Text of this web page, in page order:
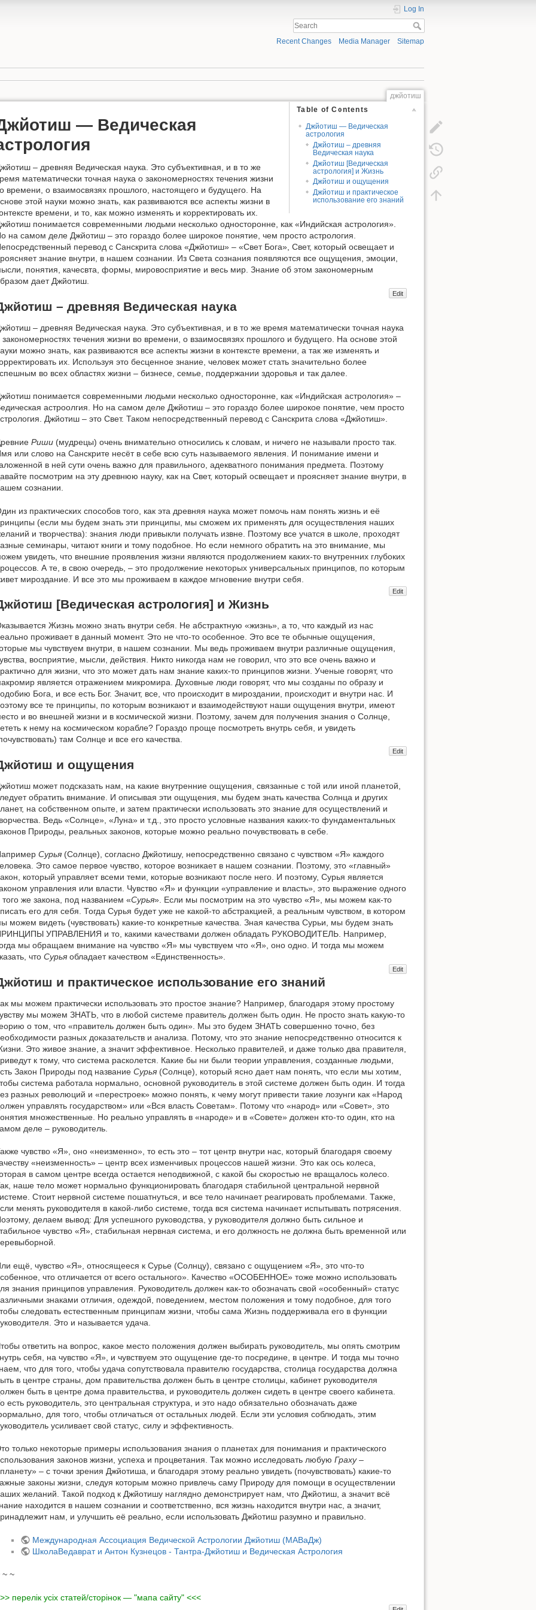
Log In
Recent Changes Media Manager Sitemap
джйотиш
Table of Contents
Джйотиш — Ведическая
астрология
Джйотиш – древняя
Ведическая наука
Джйотиш [Ведическая
астрология] и Жизнь
Джйотиш и ощущения
Джйотиш и практическое
использование его знаний
— Ведическая
– древняя Ведическая наука. Это субъективная, и в то же
математически точная наука о закономерностях течения жизни
времени, о взаимосвязях прошлого, настоящего и будущего. На
этой науки можно знать, как развиваются все аспекты жизни в
времени, и то, как можно изменять и корректировать их.
понимается современными людьми несколько односторонне, как «Индийская астрология».
на самом деле Джйотиш – это гораздо более широкое понятие, чем просто астрология.
перевод с Санскрита слова «Джйотиш» – «Свет Бога», Свет, который освещает и
знание внутри, в нашем сознании. Из Света сознания появляются все ощущения, эмоции,
понятия, качесвта, формы, мировосприятие и весь мир. Знание об этом закономерным
дает Джйотиш.
Edit
– древняя Ведическая наука
– древняя Ведическая наука. Это субъективная, и в то же время математически точная наука
закономерностях течения жизни во времени, о взаимосвязях прошлого и будущего. На основе этой
можно знать, как развиваются все аспекты жизни в контексте времени, а так же изменять и
их. Используя это бесценное знание, человек может стать значительно более
во всех областях жизни – бизнесе, семье, поддержании здоровья и так далее.
понимается современными людьми несколько односторонне, как «Индийская астрология» –
астроолгия. Но на самом деле Джйотиш – это гораздо более широкое понятие, чем просто
Джйотиш – это Свет. Таком непосредственный перевод с Санскрита слова «Джйотиш».
Риши (мудрецы) очень внимательно относились к словам, и ничего не называли просто так.
или слово на Санскрите несёт в себе всю суть называемого явления. И понимание имени и
в ней сути очень важно для правильного, адекватного понимания предмета. Поэтому
посмотрим на эту древнюю науку, как на Свет, который освещает и проясняет знание внутри, в
сознании.
из практических способов того, как эта древняя наука может помочь нам понять жизнь и её
(если мы будем знать эти принципы, мы сможем их применять для осуществления наших
и творчества): знания люди привыкли получать извне. Поэтому все учатся в школе, проходят
семинары, читают книги и тому подобное. Но если немного обратить на это внимание, мы
увидеть, что внешние проявления жизни являются продолжением каких-то внутренних глубоких
А те, в свою очередь, – это продолжение некоторых универсальных принципов, по которым
мироздание. И все это мы проживаем в каждое мгновение внутри себя.
Edit
[Ведическая астрология] и Жизнь
Жизнь можно знать внутри себя. Не абстрактную «жизнь», а то, что каждый из нас
проживает в данный момент. Это не что-то особенное. Это все те обычные ощущения,
мы чувствуем внутри, в нашем сознании. Мы ведь проживаем внутри различные ощущения,
восприятие, мысли, действия. Никто никогда нам не говорил, что это все очень важно и
для жизни, что это может дать нам знание каких-то принципов жизни. Ученые говорят, что
является отражением микромира. Духовные люди говорят, что мы созданы по образу и
Бога, и все есть Бог. Значит, все, что происходит в мироздании, происходит и внутри нас. И
все те принципы, по которым возникают и взаимодействуют наши ощущения внутри, имеют
и во внешней жизни и в космической жизни. Поэтому, зачем для получения знания о Солнце,
к нему на космическом корабле? Гораздо проще посмотреть внутрь себя, и увидеть
там Солнце и все его качества.
Edit
и ощущения
может подсказать нам, на какие внутренние ощущения, связанные с той или иной планетой,
обратить внимание. И описывая эти ощущения, мы будем знать качества Солнца и других
на собственном опыте, и затем практически использовать это знание для осуществлений и
Ведь «Солнце», «Луна» и т.д., это просто условные названия каких-то фундаментальных
Природы, реальных законов, которые можно реально почувствовать в себе.
Сурья (Солнце), согласно Джйотишу, непосредственно связано с чувством «Я» каждого
Это самое первое чувство, которое возникает в нашем сознании. Поэтому, это «главный»
который управляет всеми теми, которые возникают после него. И поэтому, Сурья является
управления или власти. Чувство «Я» и функции «управление и власть», это выражение одного
того же закона, под названием «Сурья». Если мы посмотрим на это чувство «Я», мы можем как-то
его для себя. Тогда Сурья будет уже не какой-то абстракцией, а реальным чувством, в котором
можем видеть (чувствовать) какие-то конкретные качества. Зная качества Сурьи, мы будем знать
УПРАВЛЕНИЯ и то, какими качествами должен обладать РУКОВОДИТЕЛЬ. Например,
мы обращаем внимание на чувство «Я» мы чувствуем что «Я», оно одно. И тогда мы можем
что Сурья обладает качеством «Единственность».
Edit
и практическое использование его знаний
мы можем практически использовать это простое знание? Например, благодаря этому простому
мы можем ЗНАТЬ, что в любой системе правитель должен быть один. Не просто знать какую-то
о том, что «правитель должен быть один». Мы это будем ЗНАТЬ совершенно точно, без
разных доказательств и анализа. Потому, что это знание непосредственно относится к
Это живое знание, а значит эффективное. Несколько правителей, и даже только два правителя,
к тому, что система расколется. Какие бы ни были теории управления, созданные людьми,
Закон Природы под название Сурья (Солнце), который ясно дает нам понять, что если мы хотим,
система работала нормально, основной руководитель в этой системе должен быть один. И тогда
разных революций и «перестроек» можно понять, к чему могут привести такие лозунги как «Народ
управлять государством» или «Вся власть Советам». Потому что «народ» или «Совет», это
множественные. Но реально управлять в «народе» и в «Совете» должен кто-то один, кто на
деле – руководитель.
чувство «Я», оно «неизменно», то есть это – тот центр внутри нас, который благодаря своему
«неизменность» – центр всех изменчивых процессов нашей жизни. Это как ось колеса,
в самом центре всегда остается неподвижной, с какой бы скоростью не вращалось колесо.
наше тело может нормально функционировать благодаря стабильной центральной нервной
Стоит нервной системе пошатнуться, и все тело начинает реагировать проблемами. Также,
менять руководителя в какой-либо системе, тогда вся система начинает испытывать потрясения.
делаем вывод: Для успешного руководства, у руководителя должно быть сильное и
чувство «Я», стабильная нервная система, и его должность не должна быть временной или
ещё, чувство «Я», относящееся к Сурье (Солнцу), связано с ощущением «Я», это что-то
что отличается от всего остального». Качество «ОСОБЕННОЕ» тоже можно использовать
знания принципов управления. Руководитель должен как-то обозначать свой «особенный» статус
знаками отличия, одеждой, поведением, местом положения и тому подобное, для того
следовать естественным принципам жизни, чтобы сама Жизнь поддерживала его в функции
Это и называется удача.
ответить на вопрос, какое место положения должен выбирать руководитель, мы опять смотрим
себя, на чувство «Я», и чувствуем это ощущение где-то посредине, в центре. И тогда мы точно
что для того, чтобы удача сопутствовала правителю государства, столица государства должна
в центре страны, дом правительства должен быть в центре столицы, кабинет руководителя
быть в центре дома правительства, и руководитель должен сидеть в центре своего кабинета.
есть руководитель, это центральная структура, и это надо обязательно обозначать даже
для того, чтобы отличаться от остальных людей. Если эти условия соблюдать, этим
усиливает свой статус, силу и эффективность.
только некоторые примеры использования знания о планетах для понимания и практического
законов жизни, успеха и процветания. Так можно исследовать любую Граху–
– с точки зрения Джйотиша, и благодаря этому реально увидеть (почувствовать) какие-то
законы жизни, следуя которым можно привлечь саму Природу для помощи в осуществлении
желаний. Такой подход к Джйотишу наглядно демонстрирует нам, что Джйотиш, а значит всё
находится в нашем сознании и соответственно, вся жизнь находится внутри нас, а значит,
нам, и улучшить её реально, если использовать Джйотиш разумно и правильно.
Международная Ассоциация Ведической Астрологии Джйотиш (МАВаДж)
ШколаВедаврат и Антон Кузнецов - Тантра-Джйотиш и Ведическая Астрология
~ ~
перелік усіх статей/сторінок — "мапа сайту" <<<